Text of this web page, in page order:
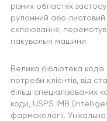
різних областях
рулонний або
склеювання,
пакувальні машини.
Велика бібліотека
потреби клієнтів, від
більш спеціалізованих
коди, USPS IMB
фармакології.